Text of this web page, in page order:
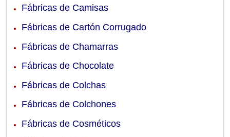
Fábricas de Camisas
Fábricas de Cartón Corrugado
Fábricas de Chamarras
Fábricas de Chocolate
Fábricas de Colchas
Fábricas de Colchones
Fábricas de Cosméticos